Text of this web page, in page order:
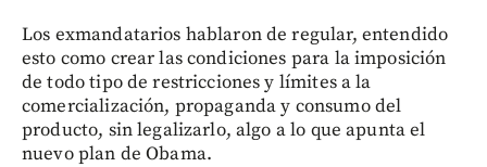
Los exmandatarios hablaron de regular, entendido
esto como crear las condiciones para la imposición
de todo tipo de restricciones y límites a la
comercialización, propaganda y consumo del
producto, sin legalizarlo, algo a lo que apunta el
nuevo plan de Obama.